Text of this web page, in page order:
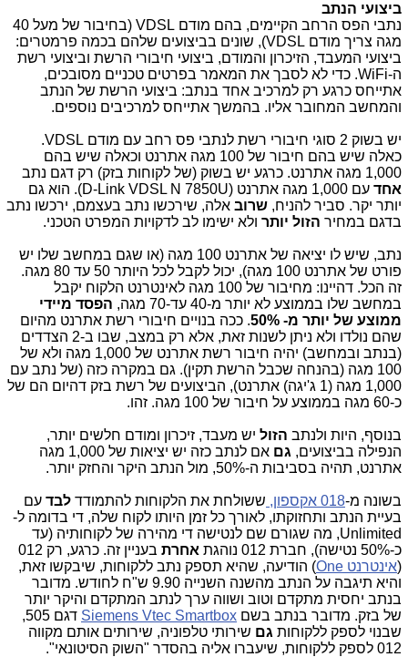
ביצועי הנתב
נתבי הפס הרחב הקיימים, בהם מודם VDSL (בחיבור של מעל 40
מגה צריך מודם VDSL), שונים בביצועים שלהם בכמה פרמטרים:
ביצועי המעבד, הזיכרון והמודם, ביצועי חיבורי הרשת וביצועי רשת
ה-WiFi. כדי לא לסבך את המאמר בפרטים טכניים מסובכים,
אתייחס כרגע רק למרכיב אחד בנתב: ביצועי הרשת של הנתב
והמחשב המחובר אליו. בהמשך אתייחס למרכיבים נוספים.
יש בשוק 2 סוגי חיבורי רשת לנתבי פס רחב עם מודם VDSL.
כאלה שיש בהם חיבור של 100 מגה אתרנט וכאלה שיש בהם
1,000 מגה אתרנט. כרגע יש בשוק (של לקוחות בזק) רק דגם נתב
אחד
עם 1,000 מגה אתרנט (D-Link VDSL N 7850U). הוא גם
יותר יקר. סביר להניח, שרוב אלה, שירכשו נתב בעצמם, ירכשו נתב
בדגם במחיר הזול יותר ולא ישימו לב לדקויות המפרט הטכני.
נתב, שיש לו יציאה של אתרנט 100 מגה (או שגם במחשב שלו יש
פורט של אתרנט 100 מגה), יכול לקבל לכל היותר 50 עד 80 מגה.
זה הכל. דהיינו: מחיבור של 100 מגה לאינטרנט הלקוח יקבל
במחשב שלו בממוצע לא יותר מ-40 עד-70 מגה,
הפסד מיידי
ממוצע של יותר מ- 50%
. ככה בנויים חיבורי רשת אתרנט מהיום
שהם נולדו ולא ניתן לשנות זאת, אלא רק במצב, שבו ב-2 הצדדים
(בנתב ובמחשב) יהיה חיבור רשת אתרנט של 1,000 מגה ולא של
100 מגה (בהנחה שכבל הרשת תקין). גם במקרה כזה (של נתב עם
1,000 מגה (1 ג'יגה) אתרנט), הביצועים של רשת בזק דהיום הם של
כ-60 מגה בממוצע על חיבור של 100 מגה. זהו.
בנוסף, היות ולנתב הזול יש מעבד, זיכרון ומודם חלשים יותר,
הנפילה בביצועים, גם
אם לנתב כזה יש יציאות של 1,000 מגה
אתרנט, תהיה בסביבות ה-50%, מול הנתב היקר והחזק יותר.
בשונה מ-018 אקספון , ששולחת את הלקוחות להתמודד לבד עם
בעיית הנתב ותחזוקתו, לאורך כל זמן היותו לקוח שלה, די בדומה ל-
Unlimited, מה שגורם שם לנטישה די מהירה של לקוחותיה (עד
כ-50% נטישה), חברת 012 נוהגת
אחרת
בעניין זה. כרגע, רק 012
(אינטרנט One
) הודיעה, שהיא תספק נתב ללקוחות, שיבקשו זאת,
והיא תיגבה על הנתב מהשנה השנייה 9.90 ש"ח לחודש. מדובר
בנתב יחסית מתקדם וטוב ושווה ערך לנתב המתקדם והיקר יותר
של בזק. מדובר בנתב בשם Siemens Vtec Smartbox
דגם 505,
שבנוי לספק ללקוחות גם שירותי טלפוניה, שירותים אותם מקווה
012 לספק ללקוחות, שיעברו אליה בהסדר "השוק הסיטונאי".